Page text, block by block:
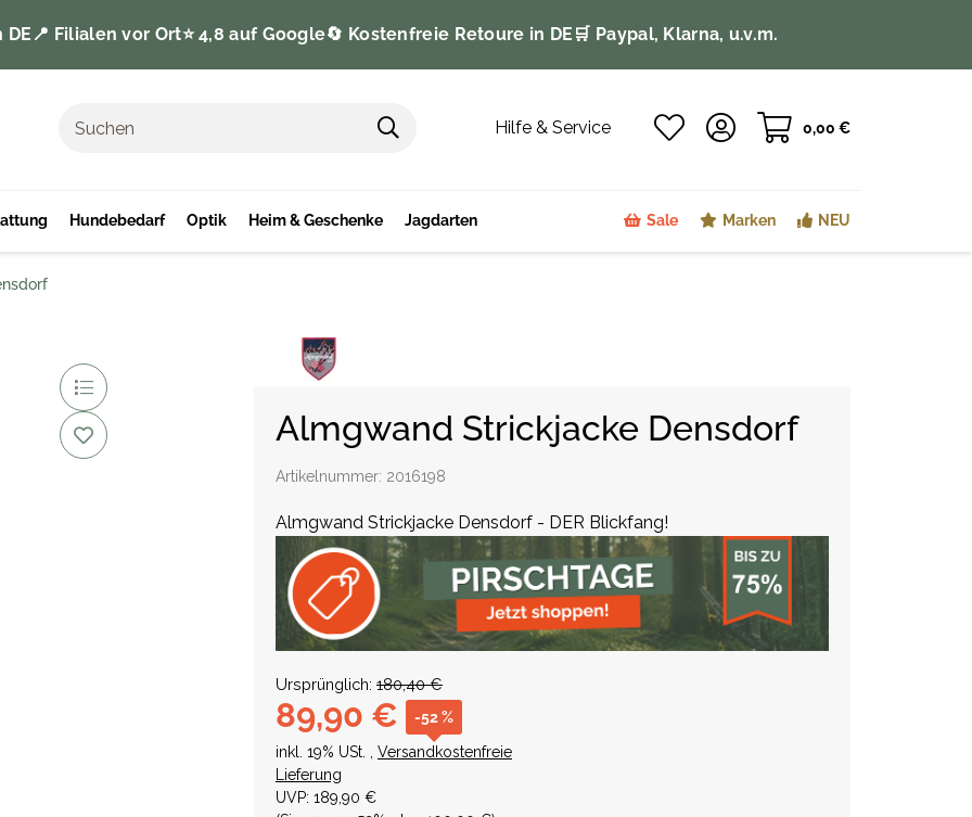
DE 📍 Filialen vor Ort⭐️ 4,8 auf Google🔄 Kostenfreie Retoure in DE 🛒 Paypal, Klarna, u.v.m.
Hilfe & Service 0,00 €
Hundebedarf Optik Heim & Geschenke Jagdarten Sale Marken NEU
Almgwand Strickjacke Densdorf
Artikelnummer: 2016198
Almgwand Strickjacke Densdorf - DER Blickfang!
Ursprünglich: 180,40 €
89,90 € -52 %
inkl. 19% USt. , Versandkostenfreie
Lieferung
UVP: 189,90 €